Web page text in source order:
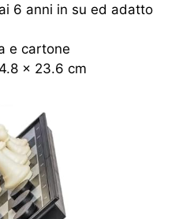
6 anni in su ed adatto
e cartone
x 23.6 cm